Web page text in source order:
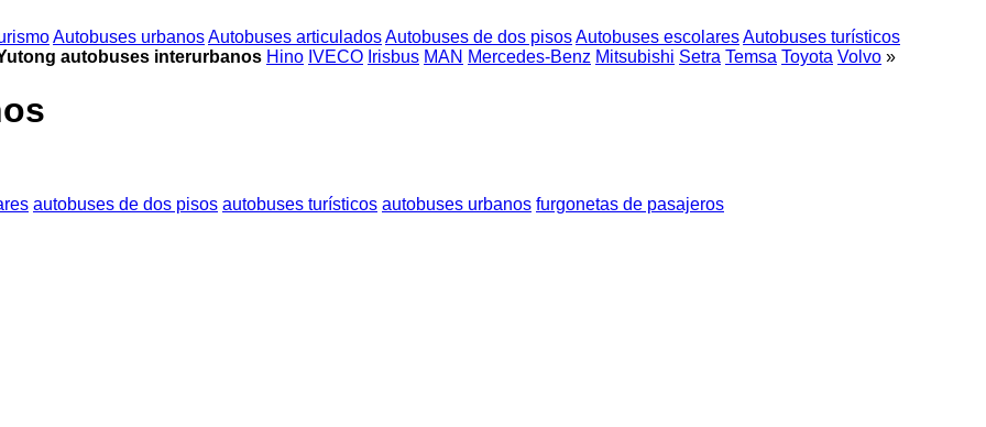
Autobuses urbanosAutobuses articuladosAutobuses de dos pisosAutobuses escolaresAutobuses turísticos
autobuses interurbanos Hino IVECO Irisbus MAN Mercedes-Benz Mitsubishi Setra Temsa Toyota Volvo »
autobuses de dos pisos autobuses turísticos autobuses urbanos furgonetas de pasajeros